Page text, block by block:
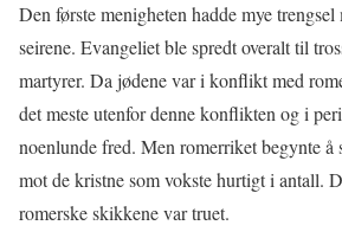
Den første menigheten hadde mye trengsel
seirene. Evangeliet ble spredt overalt til
martyrer. Da jødene var i konflikt med
det meste utenfor denne konflikten og i
noenlunde fred. Men romerriket begynte å
mot de kristne som vokste hurtigt i antall.
romerske skikkene var truet.